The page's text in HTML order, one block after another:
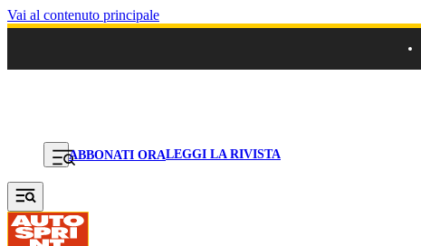
Vai al contenuto principale
ABBONATI ORALEGGI LA RIVISTA